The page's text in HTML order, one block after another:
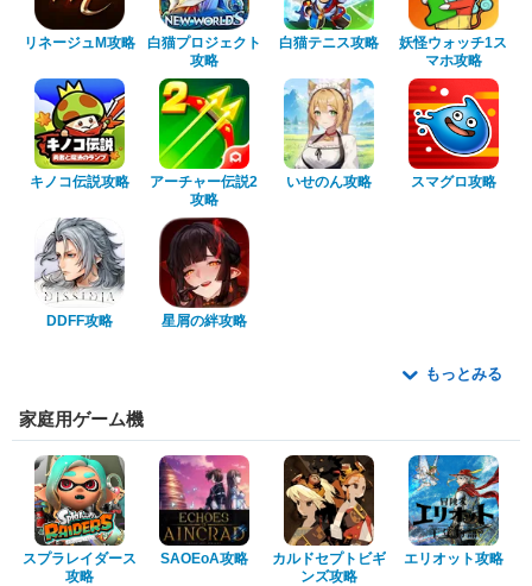
リネージュM攻略
白猫プロジェクト
攻略
白猫テニス攻略
妖怪ウォッチ1ス
マホ攻略
キノコ伝説攻略
アーチャー伝説2
攻略
いせのん攻略 スマグロ攻略
DDFF攻略 星屑の絆攻略
もっとみる
家庭用ゲーム機
スプラレイダース
攻略
SAOEoA攻略
カルドセプトビギ
ンズ攻略
エリオット攻略